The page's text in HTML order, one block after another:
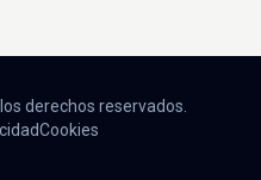
derechos reservados.
Cookies